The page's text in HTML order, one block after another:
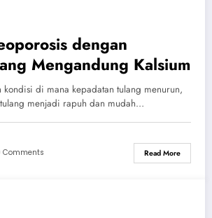
dengan
Mengandung Kalsium
kondisi di mana kepadatan tulang menurun,
menjadi rapuh dan mudah…
Comments Read More